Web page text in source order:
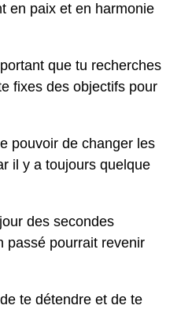
en paix et en harmonie
que tu recherches
fixes des objectifs pour
pouvoir de changer les
il y a toujours quelque
des secondes
passé pourrait revenir
te détendre et de te